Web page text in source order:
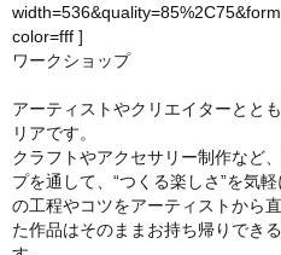
color=fff ]
ワークショップ
アーティストやクリエイターとと
リアです。
クラフトやアクセサリー制作など
プを通して、“つくる楽しさ”を気
の工程やコツをアーティストから
た作品はそのままお持ち帰りでき